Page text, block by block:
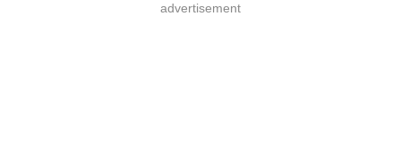
advertisement